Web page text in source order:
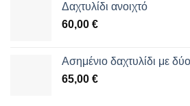
Δαχτυλίδι ανοιχτό
60,00 €
Aσημένιο δαχτυλίδι με
65,00 €